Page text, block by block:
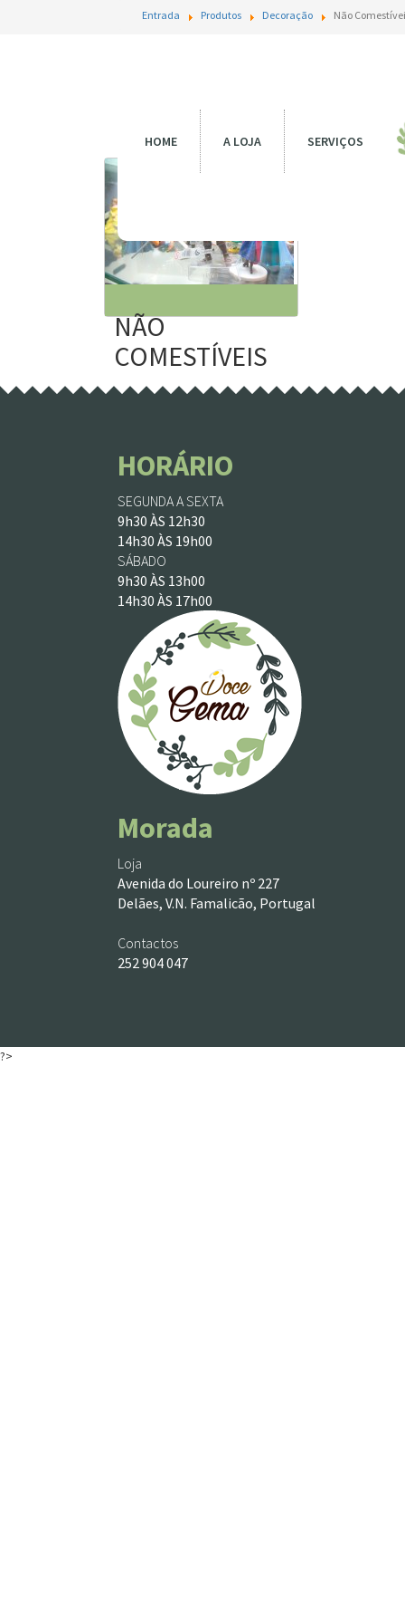
HOME A LOJA SERVIÇOS
Entrada Produtos Decoração Não
Não
NÃO
COMESTÍVEIS
HORÁRIO
SEGUNDA A SEXTA
9h30 ÀS 12h30
14h30 ÀS 19h00
SÁBADO
9h30 ÀS 13h00
14h30 ÀS 17h00
Morada
Loja
Avenida do Loureiro nº 227
Delães, V.N. Famalicão, Portugal
Contactos
252 904 047
?>